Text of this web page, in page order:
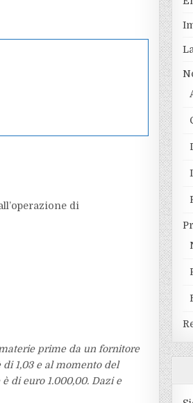
di
prime da un fornitore
1,03 e al momento del
di euro 1.000,00. Dazi e